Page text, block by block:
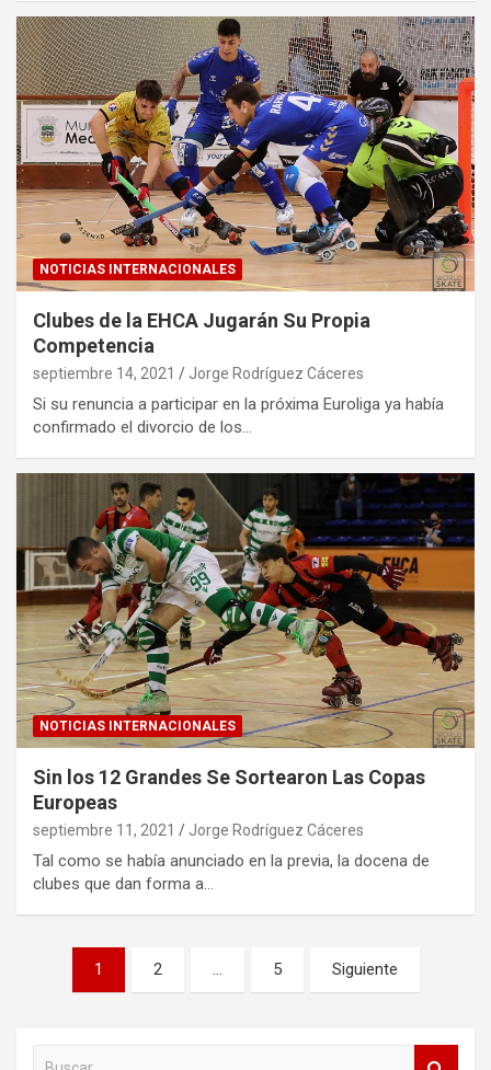
NOTICIAS INTERNACIONALES
Clubes de la EHCA Jugarán Su Propia
Competencia
septiembre 14, 2021 Jorge Rodríguez Cáceres
Si su renuncia a participar en la próxima Euroliga ya había
confirmado el divorcio de los…
NOTICIAS INTERNACIONALES
Sin los 12 Grandes Se Sortearon Las Copas
Europeas
septiembre 11, 2021 Jorge Rodríguez Cáceres
Tal como se había anunciado en la previa, la docena de
clubes que dan forma a…
Paginación
1 2 … 5 Siguiente